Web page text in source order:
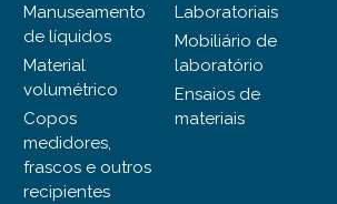
Manuseamento
de líquidos
Material
volumétrico
Copos
medidores,
frascos e outros
recipientes
Laboratoriais
Mobiliário de
laboratório
Ensaios de
materiais